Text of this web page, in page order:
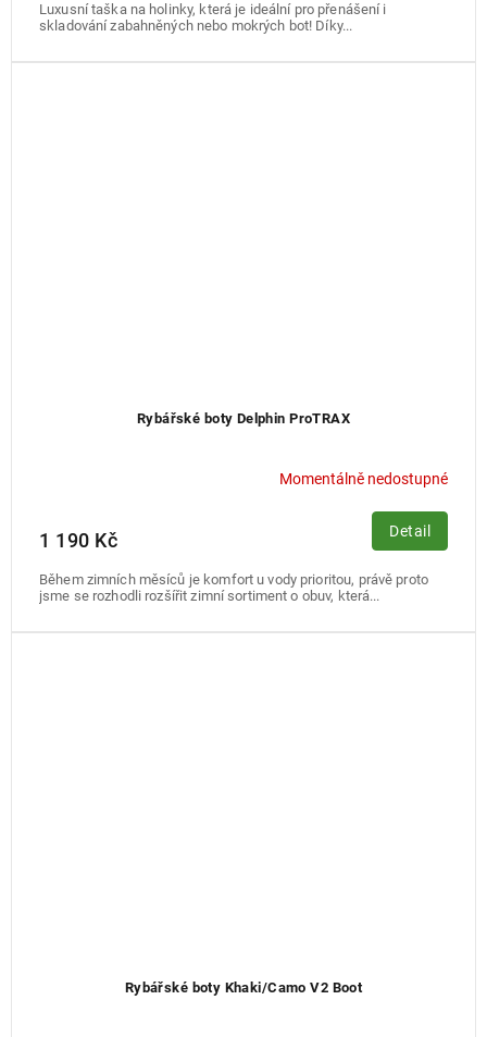
Luxusní taška na holinky, která je ideální pro přenášení i
skladování zabahněných nebo mokrých bot! Díky...
Rybářské boty Delphin ProTRAX
Momentálně nedostupné
1 190 Kč Detail
Během zimních měsíců je komfort u vody prioritou, právě proto
jsme se rozhodli rozšířit zimní sortiment o obuv, která...
Rybářské boty Khaki/Camo V2 Boot